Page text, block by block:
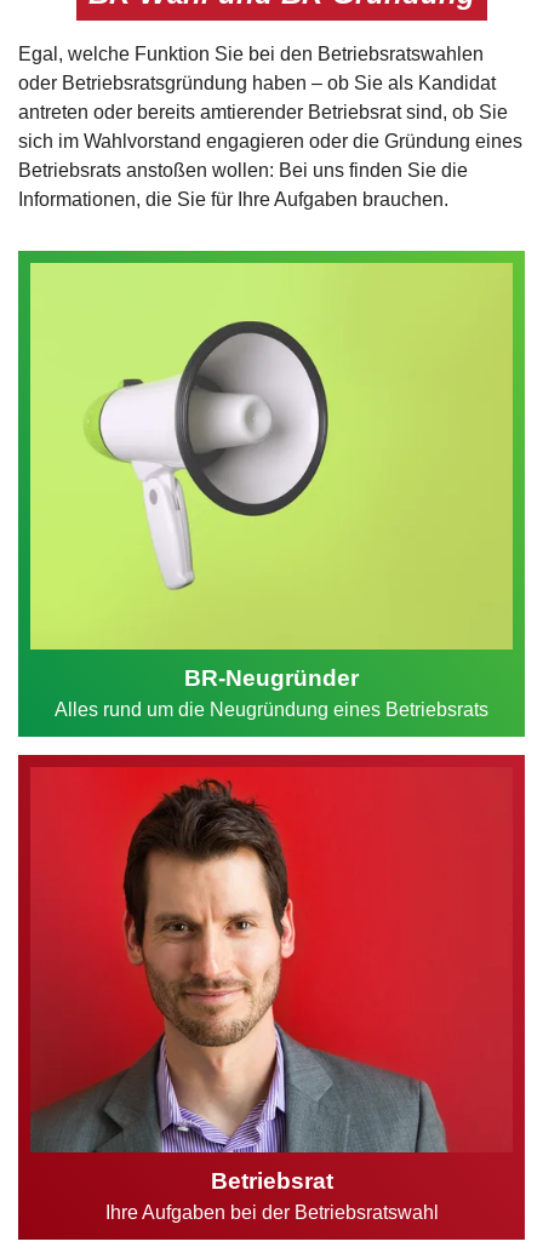
Egal, welche Funktion Sie bei den Betriebsratswahlen
oder Betriebsratsgründung haben – ob Sie als Kandidat
antreten oder bereits amtierender Betriebsrat sind, ob Sie
sich im Wahlvorstand engagieren oder die Gründung eines
Betriebsrats anstoßen wollen: Bei uns finden Sie die
Informationen, die Sie für Ihre Aufgaben brauchen.
BR-Neugründer
Alles rund um die Neugründung eines Betriebsrats
Betriebsrat
Ihre Aufgaben bei der Betriebsratswahl